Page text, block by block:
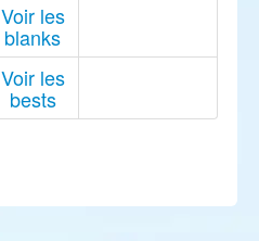
Voir les
blanks
Voir les
bests